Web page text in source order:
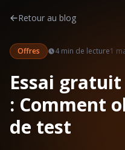
Blog
Guides
Contact
Retour au blog
Offres 4 min de lecture1
Essai gratuit
: Comment
de test